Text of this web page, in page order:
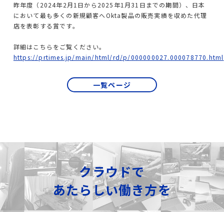
CrowdStrikeライセンス＆サポート
Keeperライセンス＆サポート
AWS総合支援
AWS導入コンサル・構築
導入事例
会社情報
サービス一覧
昨年度（2024年2月1日から2025年1月31日までの期間）、日本
において最も多くの新規顧客へOkta製品の販売実績を収めた代理
店を表彰する賞です。
詳細はこちらをご覧ください。
https://prtimes.jp/main/html/rd/p/000000027.000078770.html
一覧ページ
クラウドで
あたらしい働き方を